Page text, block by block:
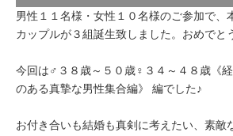
男性１１名様・女性１０名様のご参加で、
カップルが３組誕生致しました。おめで
今回は♂３８歳～５０歳♀３４～４８歳《
のある真摯な男性集合編》 編でした♪
お付き合いも結婚も真剣に考えたい、素敵